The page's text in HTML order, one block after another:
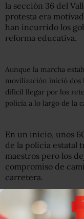
la sección 36 del
protesta era
han incurrido los
reforma educativa.
Aunque la marcha
movilización inició dos
difícil llegar por los
policía a lo largo de la
En un inicio, unos
de la policía estatal
maestros pero los
compromiso de
carretera.